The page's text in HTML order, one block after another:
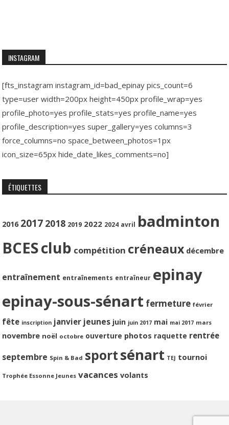
INSTAGRAM
[fts_instagram instagram_id=bad_epinay pics_count=6
type=user width=200px height=450px profile_wrap=yes
profile_photo=yes profile_stats=yes profile_name=yes
profile_description=yes super_gallery=yes columns=3
force_columns=no space_between_photos=1px
icon_size=65px hide_date_likes_comments=no]
ÉTIQUETTES
2016 2017 2018 2019 2022 2024 avril badminton
BCESclub compétition créneaux décembre
entraînement entraînements entraîneur epinay
epinay-sous-sénart fermeture février
fête inscription janvier jeunes juin juin 2017 mai mai 2017 mars
novembre noël octobre ouverture photos raquette rentrée
septembre Spin & Bad sportsénart TEJ tournoi
Trophée Essonne Jeunes vacances volants